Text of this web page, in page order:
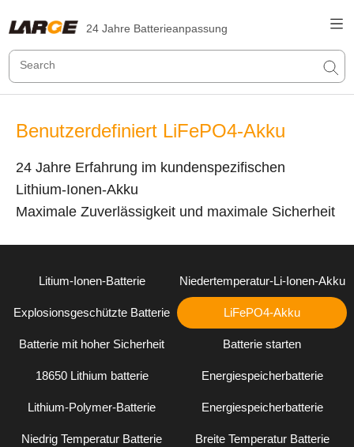
24 Jahre Batterieanpassung
Benutzerdefiniert LiFePO4-Akku
24 Jahre Erfahrung im kundenspezifischen
Lithium-Ionen-Akku
Maximale Zuverlässigkeit und maximale Sicherheit
Litium-Ionen-Batterie Niedertemperatur-Li-Ionen-Akku
Explosionsgeschützte Batterie LiFePO4-Akku
Batterie mit hoher Sicherheit Batterie starten
18650 Lithium batterie Energiespeicherbatterie
Lithium-Polymer-Batterie Energiespeicherbatterie
Niedrig Temperatur Batterie Breite Temperatur Batterie